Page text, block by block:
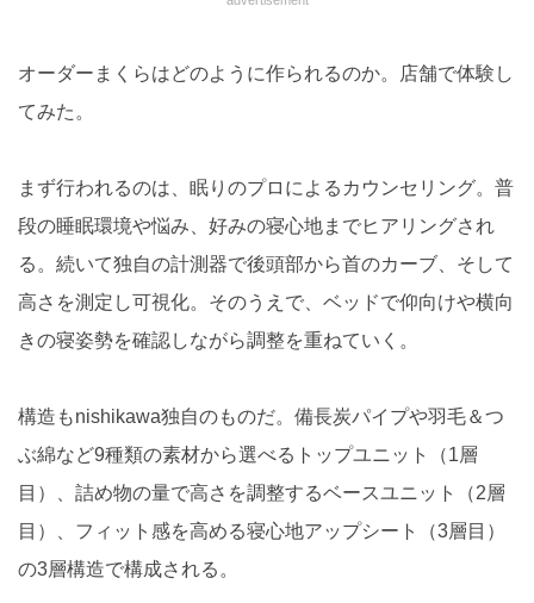
オーダーまくらはどのように作られるのか。店舗で体験し
てみた。
まず行われるのは、眠りのプロによるカウンセリング。普
段の睡眠環境や悩み、好みの寝心地までヒアリングされ
る。続いて独自の計測器で後頭部から首のカーブ、そして
高さを測定し可視化。そのうえで、ベッドで仰向けや横向
きの寝姿勢を確認しながら調整を重ねていく。
構造もnishikawa独自のものだ。備長炭パイプや羽毛＆つ
ぶ綿など9種類の素材から選べるトップユニット（1層
目）、詰め物の量で高さを調整するベースユニット（2層
目）、フィット感を高める寝心地アップシート（3層目）
の3層構造で構成される。